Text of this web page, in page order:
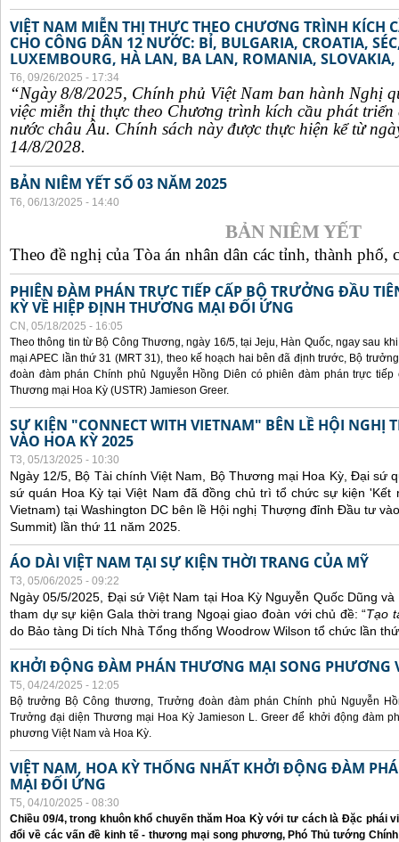
VIỆT NAM MIỄN THỊ THỰC THEO CHƯƠNG TRÌNH KÍCH
CHO CÔNG DÂN 12 NƯỚC: BỈ, BULGARIA, CROATIA,
LUXEMBOURG, HÀ LAN, BA LAN, ROMANIA, SLOVAKIA,
T6, 09/26/2025 - 17:34
“Ngày 8/8/2025, Chính phủ Việt Nam ban hành Nghị
việc miễn thị thực theo Chương trình kích cầu phát
nước châu Âu. Chính sách này được thực hiện kể từ
14/8/2028.
BẢN NIÊM YẾT SỐ 03 NĂM 2025
T6, 06/13/2025 - 14:40
BẢN NIÊM YẾT
Theo đề nghị của Tòa án nhân dân các tỉnh, thành phố,
PHIÊN ĐÀM PHÁN TRỰC TIẾP CẤP BỘ TRƯỞNG ĐẦU
KỲ VỀ HIỆP ĐỊNH THƯƠNG MẠI ĐỐI ỨNG
CN, 05/18/2025 - 16:05
Theo thông tin từ Bộ Công Thương, ngày 16/5, tại Jeju, Hàn Quốc, ngay sau
mại APEC lần thứ 31 (MRT 31), theo kế hoạch hai bên đã định trước, Bộ
đoàn đàm phán Chính phủ Nguyễn Hồng Diên có phiên đàm phán trực
Thương mại Hoa Kỳ (USTR) Jamieson Greer.
SỰ KIỆN "CONNECT WITH VIETNAM" BÊN LỀ HỘI
VÀO HOA KỲ 2025
T3, 05/13/2025 - 10:30
Ngày 12/5, Bộ Tài chính Việt Nam, Bộ Thương mại Hoa Kỳ, Đại sứ
sứ quán Hoa Kỳ tại Việt Nam đã đồng chủ trì tổ chức sự kiện 'Kết
Vietnam) tại Washington DC bên lề Hội nghị Thượng đỉnh Đầu tư
Summit) lần thứ 11 năm 2025.
ÁO DÀI VIỆT NAM TẠI SỰ KIỆN THỜI TRANG CỦA MỸ
T3, 05/06/2025 - 09:22
Ngày 05/5/2025, Đại sứ Việt Nam tại Hoa Kỳ Nguyễn Quốc Dũng
tham dự sự kiện Gala thời trang Ngoại giao đoàn với chủ đề: “Tạo
do Bảo tàng Di tích Nhà Tổng thống Woodrow Wilson tổ chức lần
KHỞI ĐỘNG ĐÀM PHÁN THƯƠNG MẠI SONG PHƯƠNG
T5, 04/24/2025 - 12:05
Bộ trưởng Bộ Công thương, Trưởng đoàn đàm phán Chính phủ Nguyễn
Trưởng đại diện Thương mại Hoa Kỳ Jamieson L. Greer để khởi động đàm
phương Việt Nam và Hoa Kỳ.
VIỆT NAM, HOA KỲ THỐNG NHẤT KHỞI ĐỘNG ĐÀM
MẠI ĐỐI ỨNG
T5, 04/10/2025 - 08:30
Chiều 09/4, trong khuôn khổ chuyến thăm Hoa Kỳ với tư cách là Đặc phái
đổi về các vấn đề kinh tế - thương mại song phương, Phó Thủ tướng